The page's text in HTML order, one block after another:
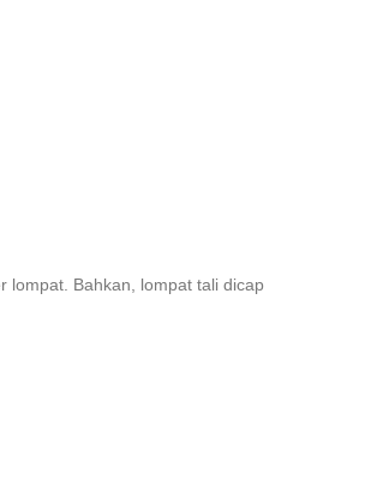
lompat. Bahkan, lompat tali dicap